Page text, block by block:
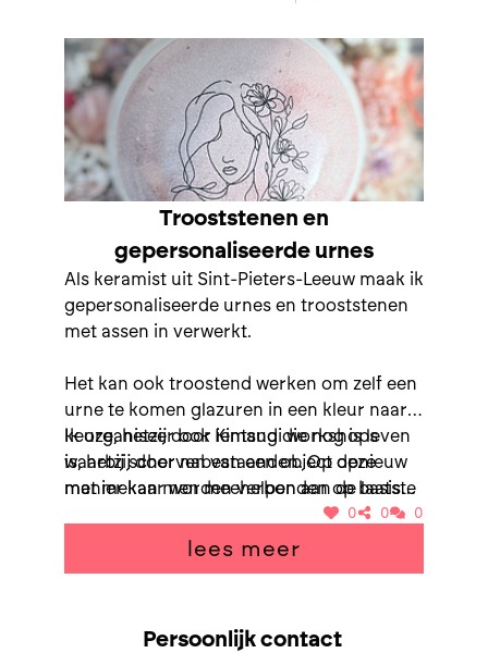
Trooststenen en
gepersonaliseerde urnes
Als keramist uit Sint-Pieters-Leeuw maak ik
gepersonaliseerde urnes en trooststenen
met assen in verwerkt.
Het kan ook troostend werken om zelf een
urne te komen glazuren in een kleur naar
keuze, hetzij door iemand die nog is leven
is, hetzij door nabestaanden. Op deze
manier kan men meehelpen aan de laatste
Ik organiseer ook Kintsugi workshops
waarbij scherven van een object opnieuw
met mekaar worden verbonden op basis
van een goudpasta. Dit principe is ook een
metafoor op het leven: gebroken is niet
0 0 0
lees meer
Persoonlijk contact